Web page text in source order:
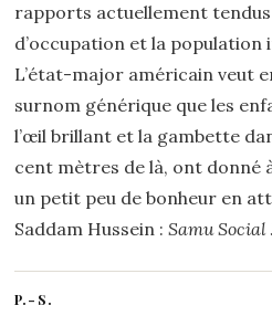
rapports actuellement
d’occupation et la population
L’état-major américain veut
surnom générique que les
l’œil brillant et la gambette
cent mètres de là, ont donné
un petit peu de bonheur en
Saddam Hussein : Samu Social
P.-S.